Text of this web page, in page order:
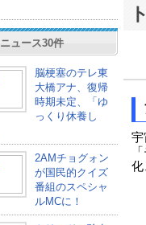
ュース30件
脳梗塞のテレ東
大橋アナ、復帰
時期未定、「ゆ
っくり休養し
2AMチョグォン
が国民的クイズ
番組のスペシャ
ルMCに！
宇
化